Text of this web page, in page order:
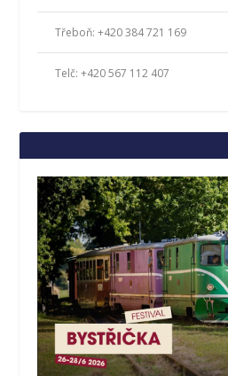
Třeboň: +420 384 721 169
Telč: +420 567 112 407